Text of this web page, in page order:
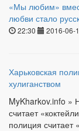
«Мы любим»
любви стало
22:30 2016-06-
Харьковская
хулиганством
MyKharkov.info »
считает
полиция считает